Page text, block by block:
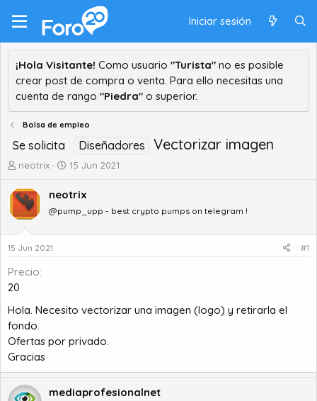
Iniciar sesión
¡Hola Visitante! Como usuario "Turista" no es posible
crear post de compra o venta. Para ello necesitas una
cuenta de rango "Piedra" o superior.
Bolsa de empleo
Se solicita Diseñadores Vectorizar imagen
A
t
o
r
d
e
e
m
neotrix
F
c
d
i
15 Jun 2021
neotrix
@pump_upp - best crypto pumps on telegram !
15 Jun 2021 #1
Precio
20
Hola. Necesito vectorizar una imagen (logo) y retirarla el
fondo.
Ofertas por privado.
Gracias
mediaprofesionalnet